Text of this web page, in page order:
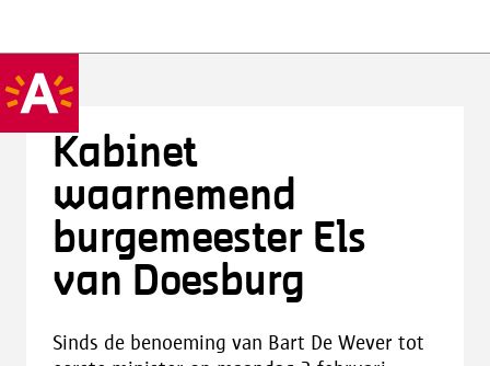
Kabinet
waarnemend
burgemeester Els
van Doesburg
Sinds de benoeming van Bart De Wever tot